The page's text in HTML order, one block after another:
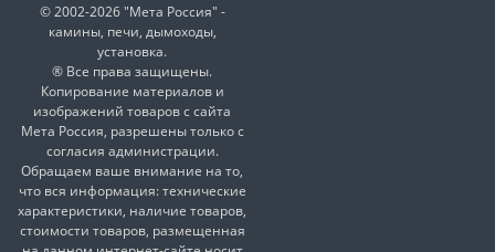
© 2002-2026 "Мета Россия" -
камины, печи, дымоходы,
установка.
® Все права защищены.
Копирование материалов и
изображений товаров с сайта
Мета Россия, разрешены только с
согласия администрации.
Обращаем ваше внимание на то,
что вся информация: технические
характеристики, наличие товаров,
стоимости товаров, размещенная